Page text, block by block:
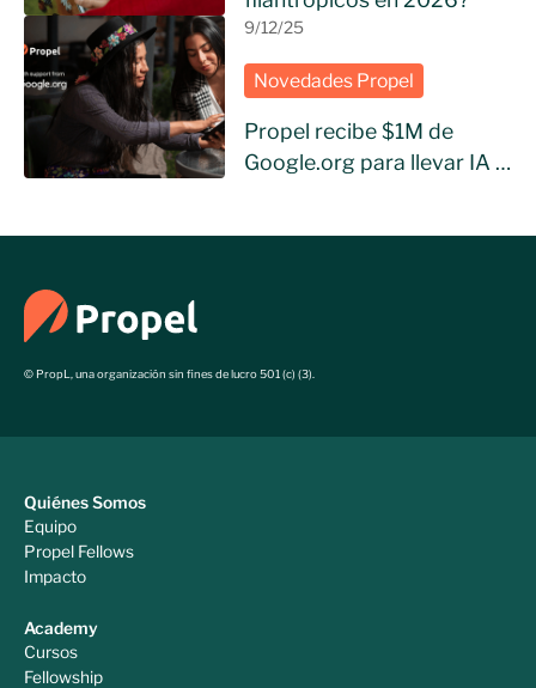
9/12/25
Novedades Propel
Propel recibe $1M de
Google.org para llevar IA a
© PropL, una organización sin fines de lucro 501 (c) (3).
Quiénes Somos
Equipo
Propel Fellows
Impacto
Academy
Cursos
Fellowship